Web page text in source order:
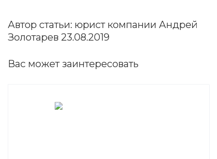
Автор статьи: юрист компании Андрей
Золотарев 23.08.2019
Вас может заинтересовать